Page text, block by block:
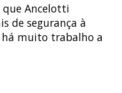
Ancelotti
de segurança à
há muito trabalho a